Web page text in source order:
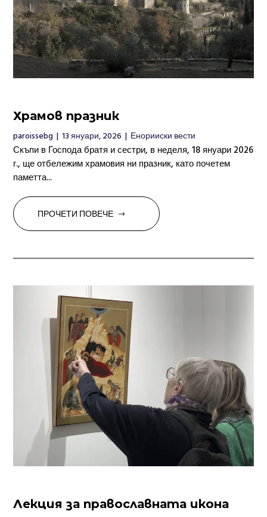
Храмов празник
paroissebg | 13 януари, 2026 | Енорииски вести
Скъпи в Господа братя и сестри, в неделя, 18 януари 2026
г., ще отбележим храмовия ни празник, като почетем
паметта...
ПРОЧЕТИ ПОВЕЧЕ
Лекция за православната икона